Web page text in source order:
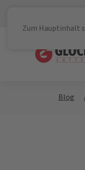
Zum Hauptinhalt
Blog